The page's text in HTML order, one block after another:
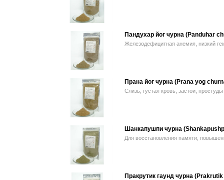
Пандухар йог чурна (Panduhar
Железодефицитная анемия, низкий
Прана йог чурна (Prana yog
Слизь, густая кровь, застои, простуды
Шанкапушпи чурна
Для восстановления памяти,
Пракрутик гаунд чурна